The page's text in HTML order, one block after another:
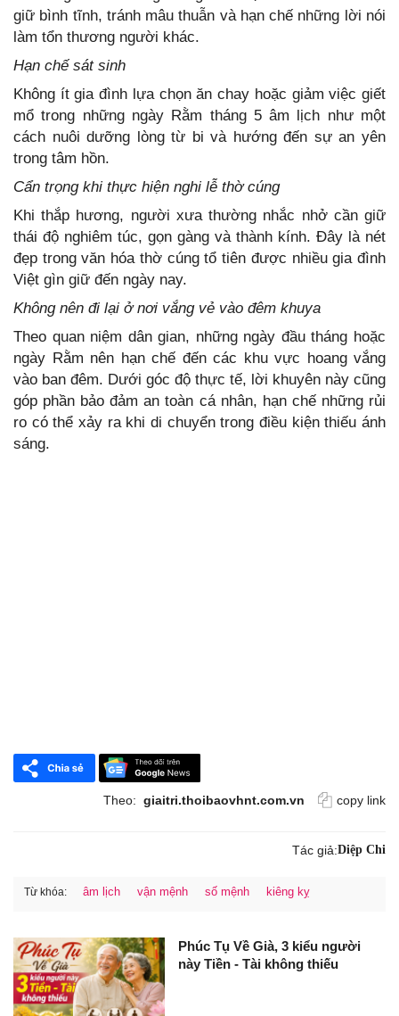
giữ bình tĩnh, tránh mâu thuẫn và hạn chế những lời nói
làm tổn thương người khác.
Hạn chế sát sinh
Không ít gia đình lựa chọn ăn chay hoặc giảm việc giết
mổ trong những ngày Rằm tháng 5 âm lịch như một
cách nuôi dưỡng lòng từ bi và hướng đến sự an yên
trong tâm hồn.
Cẩn trọng khi thực hiện nghi lễ thờ cúng
Khi thắp hương, người xưa thường nhắc nhở cần giữ
thái độ nghiêm túc, gọn gàng và thành kính. Đây là nét
đẹp trong văn hóa thờ cúng tổ tiên được nhiều gia đình
Việt gìn giữ đến ngày nay.
Không nên đi lại ở nơi vắng vẻ vào đêm khuya
Theo quan niệm dân gian, những ngày đầu tháng hoặc
ngày Rằm nên hạn chế đến các khu vực hoang vắng
vào ban đêm. Dưới góc độ thực tế, lời khuyên này cũng
góp phần bảo đảm an toàn cá nhân, hạn chế những rủi
ro có thể xảy ra khi di chuyển trong điều kiện thiếu ánh
sáng.
Theo: giaitri.thoibaovhnt.com.vn copy link
Tác giả:Diệp Chi
Từ khóa: âm lịch vận mệnh số mệnh kiêng kỵ
Phúc Tụ Về Già, 3 kiểu người
này Tiền - Tài không thiếu